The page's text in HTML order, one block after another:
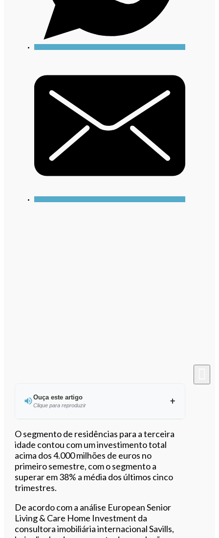
Ouça este artigo
Clique para reproduzir
Ouvir este artigo
O segmento de residências para a terceira
idade contou com um investimento total
acima dos 4.000 milhões de euros no
primeiro semestre, com o segmento a
superar em 38% a média dos últimos cinco
trimestres.
De acordo com a análise European Senior
Living & Care Home Investment da
consultora imobiliária internacional Savills,